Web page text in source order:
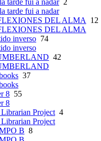
tarde fui a nadar2
tarde fui a nadar
DEL ALMA
12
DEL ALMA
inverso 74
inverso
42
37
8 55
8
Project 4
Project
B 8